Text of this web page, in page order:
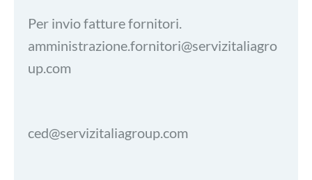
Per invio fatture fornitori.
amministrazione.fornitori@servizitaliagro
up.com
ced@servizitaliagroup.com